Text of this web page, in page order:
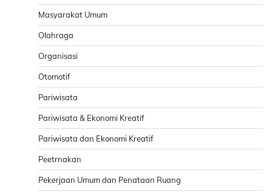
Masyarakat Umum
Olahraga
Organisasi
Otomotif
Pariwisata
Pariwisata & Ekonomi Kreatif
Pariwisata dan Ekonomi Kreatif
Peetrnakan
Pekerjaan Umum dan Penataan Ruang